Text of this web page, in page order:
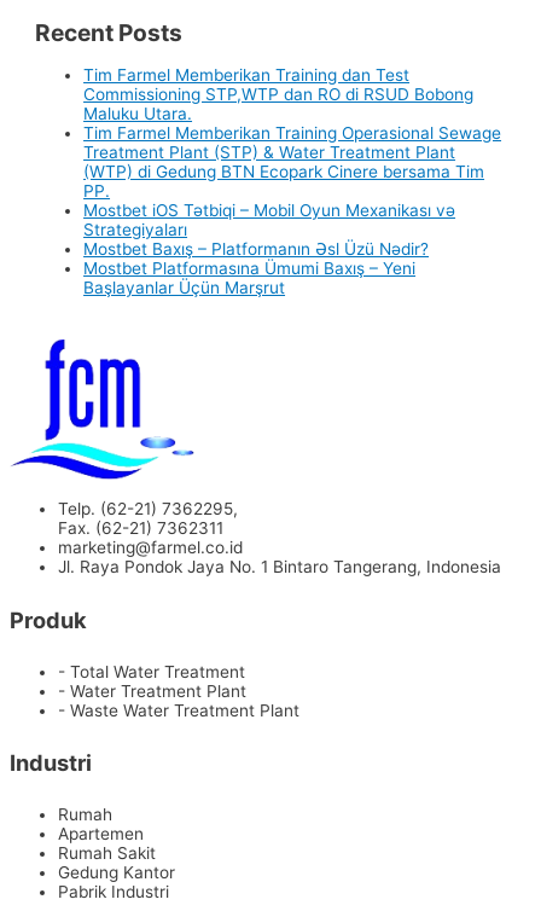
Recent Posts
Tim Farmel Memberikan Training dan Test
Commissioning STP,WTP dan RO di RSUD Bobong
Maluku Utara.
Tim Farmel Memberikan Training Operasional Sewage
Treatment Plant (STP) & Water Treatment Plant
(WTP) di Gedung BTN Ecopark Cinere bersama Tim
PP.
Mostbet iOS Tətbiqi – Mobil Oyun Mexanikası və
Strategiyaları
Mostbet Baxış – Platformanın Əsl Üzü Nədir?
Mostbet Platformasına Ümumi Baxış – Yeni
Başlayanlar Üçün Marşrut
Telp. (62-21) 7362295,
Fax. (62-21) 7362311
marketing@farmel.co.id
Jl. Raya Pondok Jaya No. 1 Bintaro Tangerang, Indonesia
Produk
- Total Water Treatment
- Water Treatment Plant
- Waste Water Treatment Plant
Industri
Rumah
Apartemen
Rumah Sakit
Gedung Kantor
Pabrik Industri